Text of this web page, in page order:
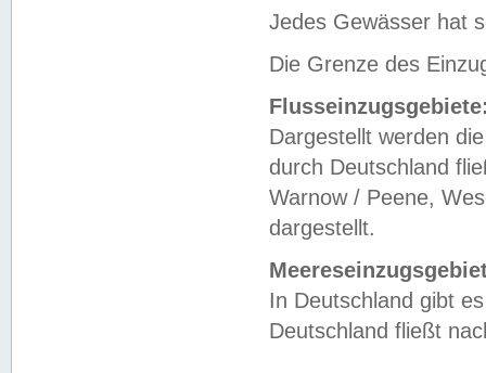
Jedes Gewässer hat
Die Grenze des
Dargestellt werden
durch Deutschland
Warnow / Peene,
dargestellt.
In Deutschland gibt
Deutschland fließt